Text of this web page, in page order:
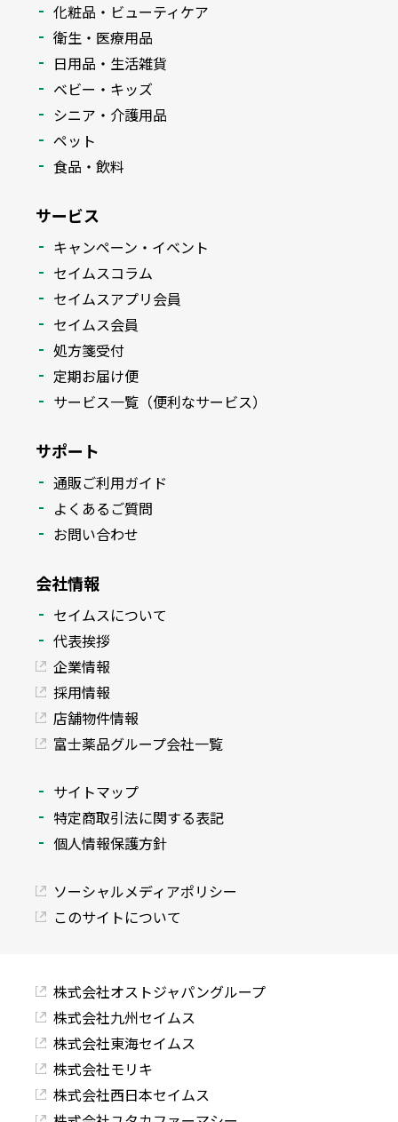
化粧品・ビューティケア
衛生・医療用品
日用品・生活雑貨
ベビー・キッズ
シニア・介護用品
ペット
食品・飲料
サービス
キャンペーン・イベント
セイムスコラム
セイムスアプリ会員
セイムス会員
処方箋受付
定期お届け便
サービス一覧（便利なサービス）
サポート
通販ご利用ガイド
よくあるご質問
お問い合わせ
会社情報
セイムスについて
代表挨拶
企業情報
採用情報
店舗物件情報
富士薬品グループ会社一覧
サイトマップ
特定商取引法に関する表記
個人情報保護方針
ソーシャルメディアポリシー
このサイトについて
株式会社オストジャパングループ
株式会社九州セイムス
株式会社東海セイムス
株式会社モリキ
株式会社西日本セイムス